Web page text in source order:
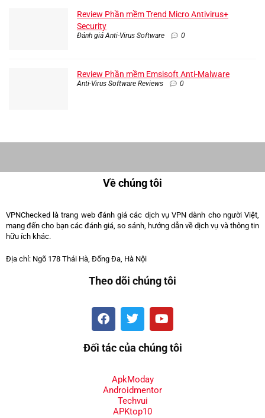
Security
Đánh giá Anti-Virus Software
Anti-Virus Software Reviews 0
Về chúng tôi
mang đến cho bạn các đánh giá, so sánh, hướng dẫn về dịch vụ và thông tin
hữu ích khác.
Androidmentor
Techvui
APKtop10
Hack Blox Fruit Apkmoday